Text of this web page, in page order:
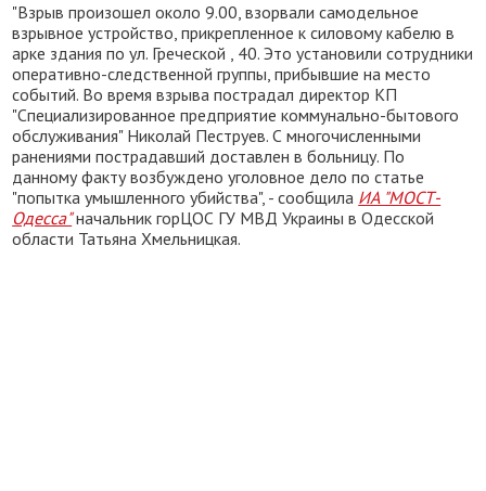
"Взрыв произошел около 9.00, взорвали самодельное
взрывное устройство, прикрепленное к силовому кабелю в
арке здания по ул. Греческой , 40. Это установили сотрудники
оперативно-следственной группы, прибывшие на место
событий. Во время взрыва пострадал директор КП
"Специализированное предприятие коммунально-бытового
обслуживания" Николай Пеструев. С многочисленными
ранениями пострадавший доставлен в больницу. По
данному факту возбуждено уголовное дело по статье
"попытка умышленного убийства", - сообщила ИА "МОСТ-
Одесса"начальник горЦОС ГУ МВД Украины в Одесской
области Татьяна Хмельницкая.